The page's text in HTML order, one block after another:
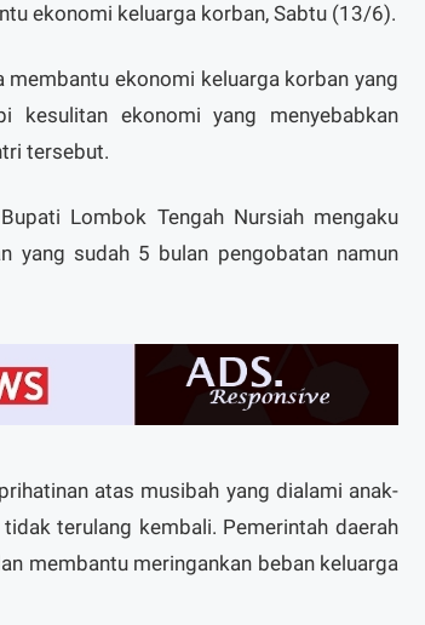
ekonomi keluarga korban, Sabtu (13/6).
ekonomi keluarga korban yang
kesulitan ekonomi yang menyebabkan
tersebut.
Lombok Tengah Nursiah mengaku
yang sudah 5 bulan pengobatan namun
atas musibah yang dialami anak-
terulang kembali. Pemerintah daerah
membantu meringankan beban keluarga